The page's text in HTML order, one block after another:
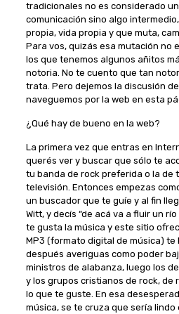
tradicionales no es considerado
comunicación sino algo
propia, vida propia y que muta,
Para vos, quizás esa mutación no
los que tenemos algunos añitos
notoria. No te cuento que tan
trata. Pero dejemos la discusión
naveguemos por la web en esta
¿Qué hay de bueno en la web?
La primera vez que entras en
querés ver y buscar que sólo te
tu banda de rock preferida o la de
televisión. Entonces empezas
un buscador que te guíe y al fin
Witt, y decís “de acá va a fluir un
te gusta la música y este sitio
MP3 (formato digital de música) te
después averiguas como poder
ministros de alabanza, luego los
y los grupos cristianos de rock, de
lo que te guste. En esa
música, se te cruza que sería